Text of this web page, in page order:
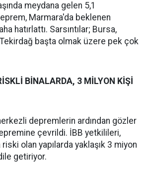
meydana gelen 5,1
Marmara'da beklenen
hatırlattı. Sarsıntılar; Bursa,
başta olmak üzere pek çok
BİNALARDA, 3 MİLYON KİŞİ
depremlerin ardından gözler
çevrildi. İBB yetkilileri,
riski olan yapılarda yaklaşık 3 miyon
getiriyor.